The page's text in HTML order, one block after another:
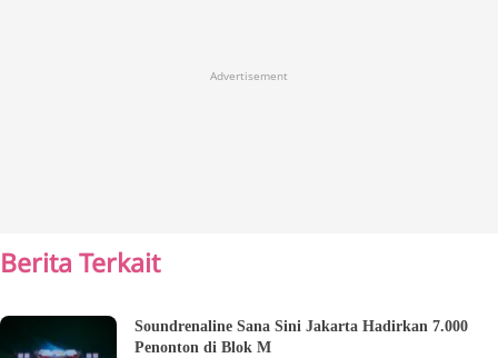
Advertisement
Berita Terkait
Soundrenaline Sana Sini Jakarta Hadirkan 7.000
Penonton di Blok M